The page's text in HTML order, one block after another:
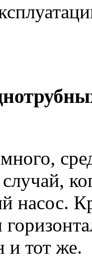
случай,
насос.
и тот же.